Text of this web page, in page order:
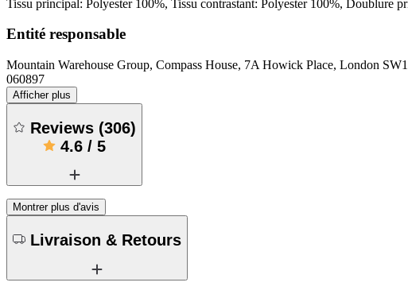
Tissu principal: Polyester 100%, Tissu contrastant: Polyester 100%, Doublure
Entité responsable
Mountain Warehouse Group, Compass House, 7A Howick Place, London
060897
Afficher plus
Reviews (306)
4.6 / 5
Montrer plus d'avis
Livraison & Retours